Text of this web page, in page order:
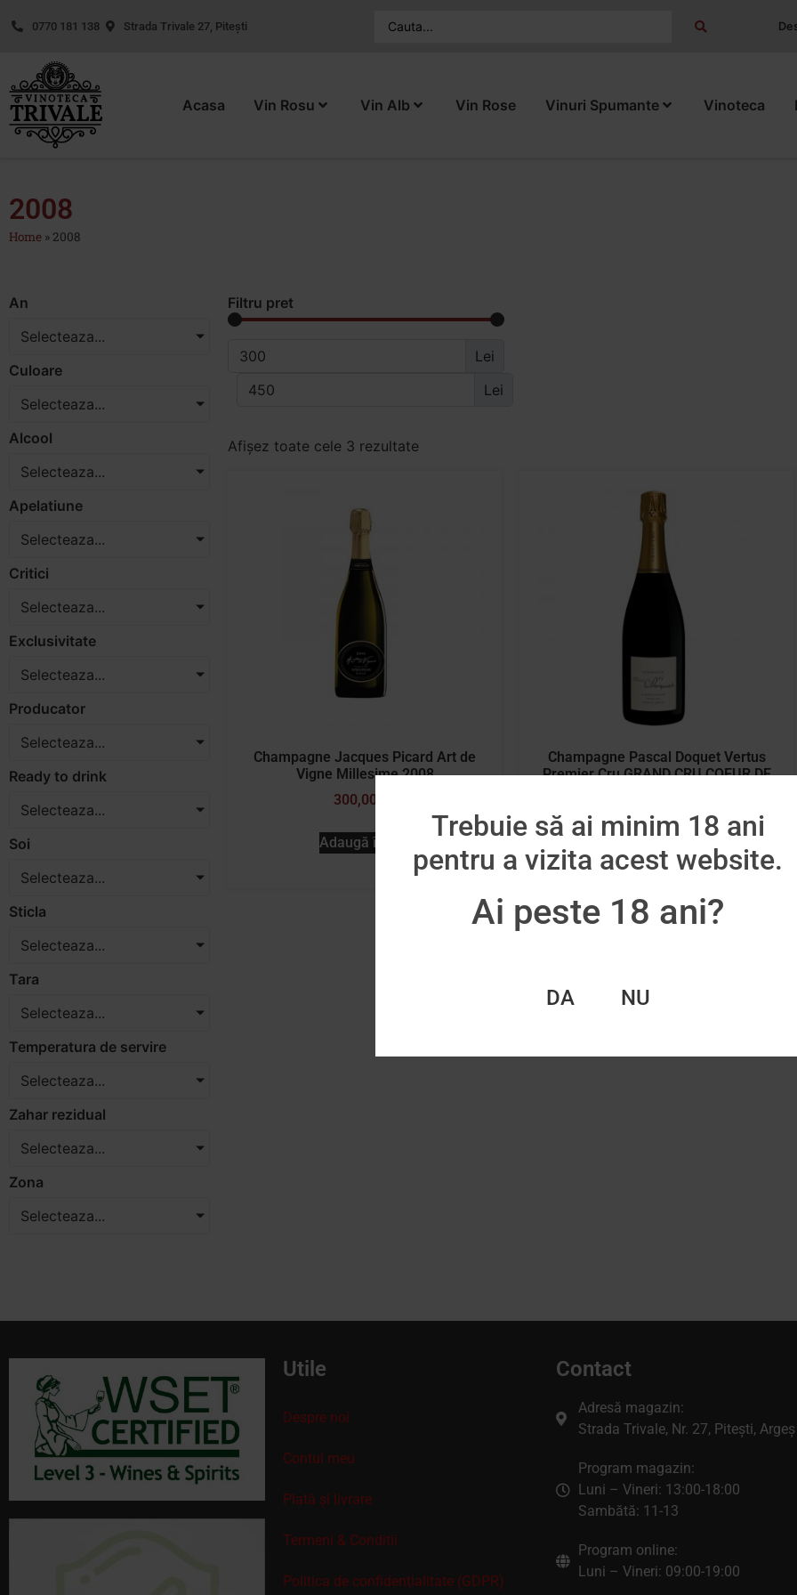
0770 181 138 Strada Trivale 27, Pitești
Acasa Vin Rosu Vin Alb Vin Rose Vinuri Spumante Vinoteca
2008
Home » 2008
An
Selecteaza...
Culoare
Selecteaza...
Alcool
Selecteaza...
Apelatiune
Selecteaza...
Critici
Selecteaza...
Exclusivitate
Selecteaza...
Producator
Selecteaza...
Ready to drink
Selecteaza...
Soi
Selecteaza...
Sticla
Selecteaza...
Tara
Selecteaza...
Temperatura de servire
Selecteaza...
Zahar rezidual
Selecteaza...
Zona
Selecteaza...
Filtru pret
Lei
Lei
Afișez toate cele 3 rezultate
Champagne Jacques Picard Art de
Vigne Millesime 2008
300,00
Adaugă în coș
Champagne Pascal Doquet Vertus
Premier Cru GRAND CRU COEUR DE
450,00lei
Adaugă în coș
Utile
Despre noi
Contul meu
Plată și livrare
Termeni & Conditii
Politica de confidenţialitate (GDPR)
Contact
Adresă magazin:
Strada Trivale, Nr. 27, Pitești, Argeș
Program magazin:
Luni – Vineri: 13:00-18:00
Sambătă: 11-13
Program online:
Luni – Vineri: 09:00-19:00
Trebuie să ai minim 18 ani
pentru a vizita acest website.
Ai peste 18 ani?
DA NU